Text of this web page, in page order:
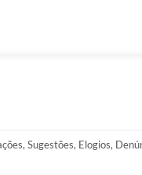
Sugestões, Elogios,